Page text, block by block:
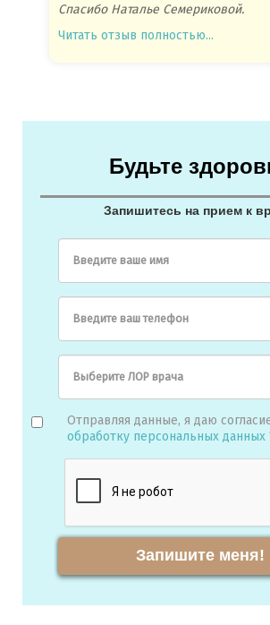
Спасибо Наталье Семериковой.
Читать отзыв полностью...
Будьте
Запишитесь на прием к
Введите ваше имя
Введите ваш телефон
Отправляя данные, я даю
обработку персональных данных
Запишите меня!